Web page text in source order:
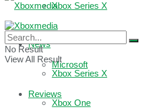
Xbox Series X
Microsoft
Reviews
News
Xbox Series X
Xbox One
No Result
View All Result